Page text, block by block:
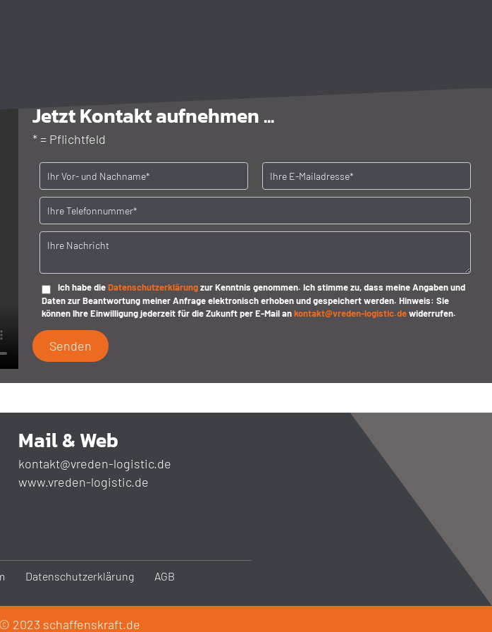
Jetzt Kontakt aufnehmen ...
* = Pflichtfeld
Bitte lasse dieses Feld leer.
Ich habe dieDatenschutzerklärungzur Kenntnis genommen. Ich stimme zu, dass meine Angaben und
Daten zur Beantwortung meiner Anfrage elektronisch erhoben und gespeichert werden. Hinweis: Sie
können Ihre Einwilligung jederzeit für die Zukunft per E-Mail ankontakt@vreden-logistic.dewiderrufen.
Mail & Web
kontakt@vreden-logistic.de
www.vreden-logistic.de
Datenschutz­erklärung AGB
2023 schaffenskraft.de